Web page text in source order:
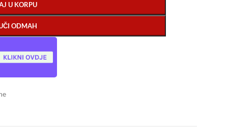
U KORPU
ODMAH